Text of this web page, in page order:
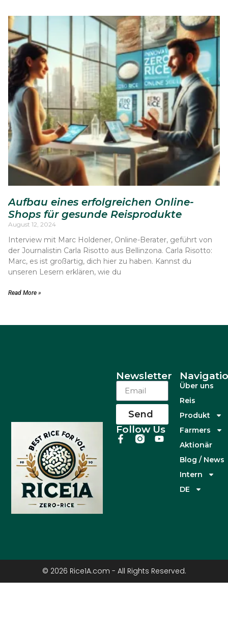
Aufbau eines erfolgreichen Online-
Shops für gesunde Reisprodukte
August 12, 2024
Interview mit Marc Holdener, Online-Berater, geführt von
der Journalistin Carla Risotto aus Bellinzona. Carla Risotto:
Marc, es ist großartig, dich hier zu haben. Kannst du
unseren Lesern erklären, wie du
Read More »
Über uns
Reis
Produkt
Farmers
Aktionär
Blog / News
Intern
DE
Newsletter
Send
Follow Us
© 2026 Rice1A.com - All Rights Reserved.